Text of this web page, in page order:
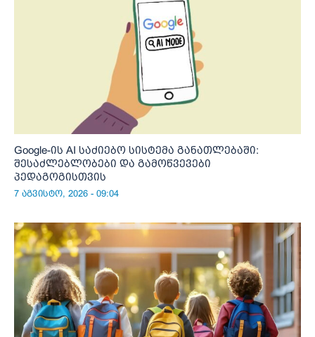
Google-ის AI საძიებო სისტემა განათლებაში:
შესაძლებლობები და გამოწვევები
პედაგოგისთვის
7 აგვისტო, 2026 - 09:04